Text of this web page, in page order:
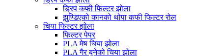
ड्रिप कफी फिल्टर झोला
झुण्डिएको कानको थोपा कफी फिल्टर रोल
चिया फिल्टर झोला
फिल्टर पेपर
PLA मेष चिया झोला
PLA गैर बुनेको चिया झोला